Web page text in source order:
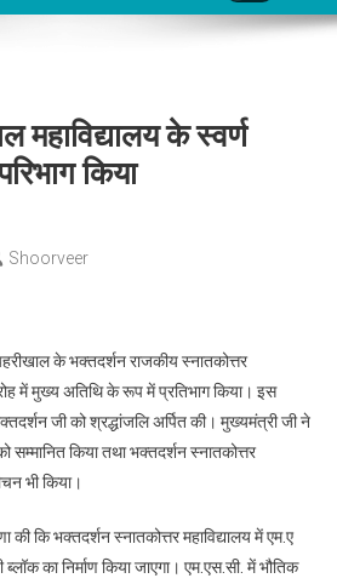
महाविद्यालय के स्वर्ण
किया
Shoorveer
के भक्तदर्शन राजकीय स्नातकोत्तर
में मुख्य अतिथि के रूप में प्रतिभाग किया। इस
जी को श्रद्धांजलि अर्पित की। मुख्यमंत्री जी ने
सम्मानित किया तथा भक्तदर्शन स्नातकोत्तर
भी किया।
कि भक्तदर्शन स्नातकोत्तर महाविद्यालय में एम.ए
का निर्माण किया जाएगा। एम.एस.सी. में भौतिक